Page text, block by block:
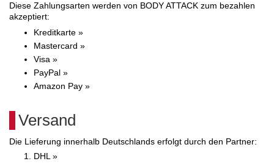
Diese Zahlungsarten werden von BODY ATTACK zum bezahlen
akzeptiert:
Kreditkarte »
Mastercard »
Visa »
PayPal »
Amazon Pay »
Versand
Die Lieferung innerhalb Deutschlands erfolgt durch den Partner:
DHL »